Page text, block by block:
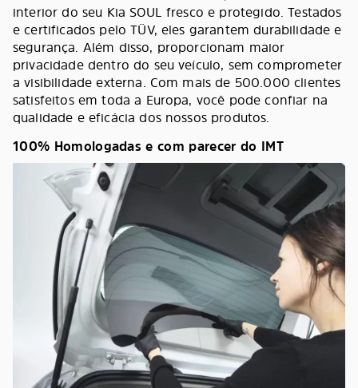
interior do seu Kia SOUL fresco e protegido. Testados
e certificados pelo TÜV, eles garantem durabilidade e
segurança. Além disso, proporcionam maior
privacidade dentro do seu veículo, sem comprometer
a visibilidade externa. Com mais de 500.000 clientes
satisfeitos em toda a Europa, você pode confiar na
qualidade e eficácia dos nossos produtos.
100% Homologadas e com parecer do IMT